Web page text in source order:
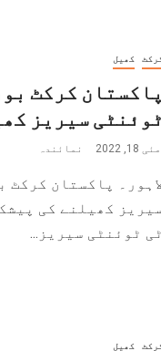
کھیل
پاکستان کرکٹ
ٹوئنٹی سیریز
مئی 18, 2022 نمائندہ
لاہور۔ پاکستان
کھیلنے کی
ٹی ٹوئنٹی سیریز...
کھیل